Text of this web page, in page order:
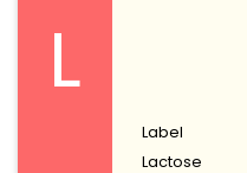
L
Label
Lactose